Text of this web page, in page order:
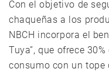
Con el objetivo de
chaqueñas a los
NBCH incorpora el
Tuya”, que ofrece
consumo con un tope